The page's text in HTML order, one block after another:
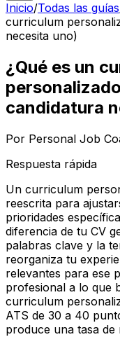
Inicio/Todas las guías
curriculum
necesita uno)
¿Qué es un
candidatura
Por Personal Job
Respuesta rápida
Un curriculum
reescrita para
prioridades
diferencia de tu CV
palabras clave y la
reorganiza tu
relevantes para ese
profesional a lo que
curriculum
ATS de 30 a 40
produce una tasa de